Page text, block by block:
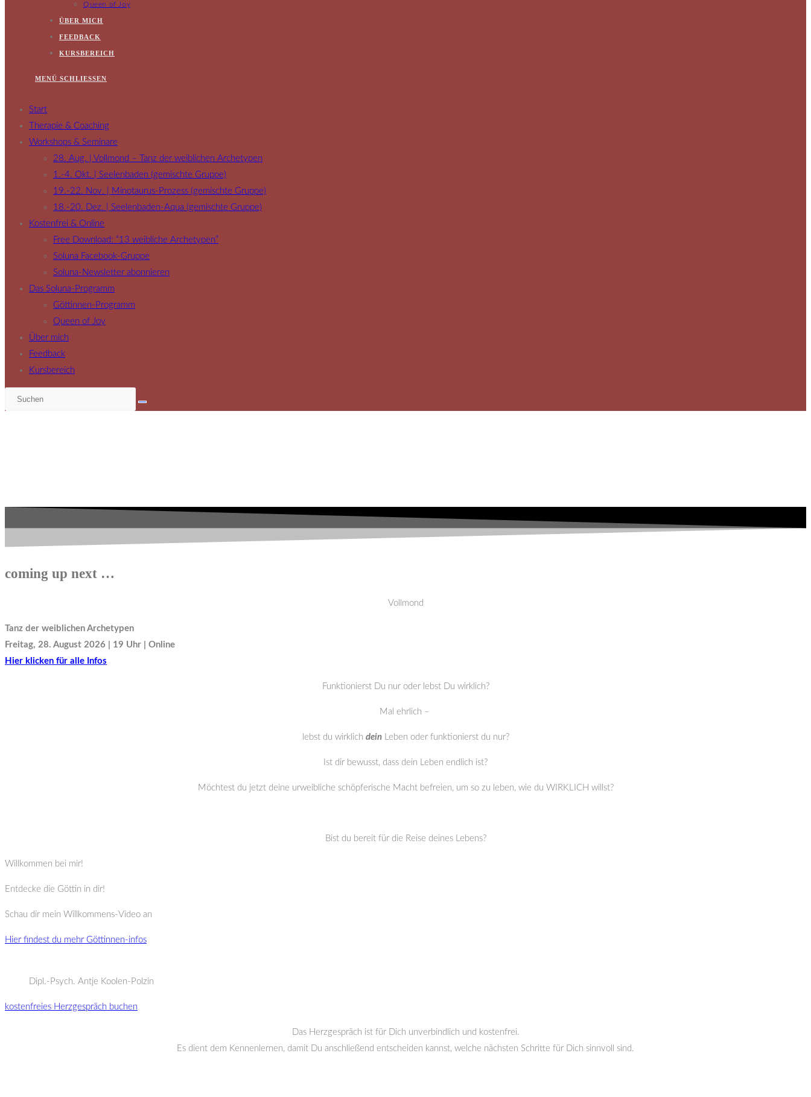
Queen of Joy
ÜBER MICH
FEEDBACK
KURSBEREICH
MENÜ SCHLIESSEN
Start
Therapie & Coaching
Workshops & Seminare
28. Aug. | Vollmond – Tanz der weiblichen Archetypen
1.-4. Okt. | Seelenbaden (gemischte Gruppe)
19.-22. Nov. | Minotaurus-Prozess (gemischte Gruppe)
18.-20. Dez. | Seelenbaden-Aqua (gemischte Gruppe)
Kostenfrei & Online
Free Download: “13 weibliche Archetypen”
Soluna Facebook-Gruppe
Soluna-Newsletter abonnieren
Das Soluna-Programm
Göttinnen-Programm
Queen of Joy
Über mich
Feedback
Kursbereich
coming up next …
Vollmond
Tanz der weiblichen Archetypen
Freitag, 28. August 2026 | 19 Uhr | Online
Hier klicken für alle Infos
Funktionierst Du nur oder lebst Du wirklich?
Mal ehrlich –
lebst du wirklich deinLeben oder funktionierst du nur?
Ist dir bewusst, dass dein Leben endlich ist?
Möchtest du jetzt deine urweibliche schöpferische Macht befreien, um so zu leben, wie du WIRKLICH willst?
Bist du bereit für die Reise deines Lebens?
Willkommen bei mir!
Entdecke die Göttin in dir!
Schau dir mein Willkommens-Video an
Hier findest du mehr Göttinnen-infos
Dipl.-Psych. Antje Koolen-Polzin
kostenfreies Herzgespräch buchen
Das Herzgespräch ist für Dich unverbindlich und kostenfrei.
Es dient dem Kennenlernen, damit Du anschließend entscheiden kannst, welche nächsten Schritte für Dich sinnvoll sind.